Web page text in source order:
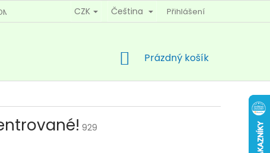
OCHRANY OSOBNÍCH ÚDAJŮ KONTAKTY
CZK Čeština Přihlášení
NÁKUPNÍ
Prázdný košík
929